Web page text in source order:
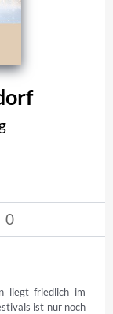
0
liegt friedlich im
ist nur noch